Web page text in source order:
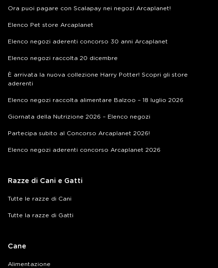
Ora puoi pagare con Scalapay nei negozi Arcaplanet!
Elenco Pet store Arcaplanet
Elenco negozi aderenti concorso 30 anni Arcaplanet
Elenco negozi raccolta 20 dicembre
È arrivata la nuova collezione Harry Potter! Scopri gli store
aderenti
Elenco negozi raccolta alimentare Balzoo – 18 luglio 2026
Giornata della Nutrizione 2026 – Elenco negozi
Partecipa subito al Concorso Arcaplanet 2026!
Elenco negozi aderenti concorso Arcaplanet 2026
Razze di Cani e Gatti
Tutte le razze di Cani
Tutte la razze di Gatti
Cane
Alimentazione